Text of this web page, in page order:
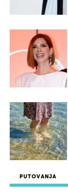
PUTOVANJA